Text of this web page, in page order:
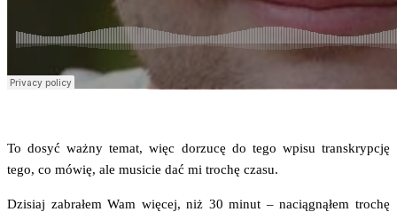
To dosyć waż­ny temat, więc dorzu­cę do tego wpi­su trans­kryp­cję
tego, co mówię, ale musi­cie dać mi tro­chę czasu.
Dzi­siaj zabra­łem Wam wię­cej, niż 30 minut – nacią­gną­łem tro­chę